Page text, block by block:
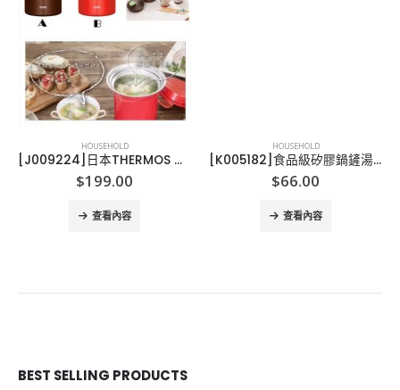
HOUSEHOLD
[J009224]日本THERMOS 不鏽鋼真空燜燒湯煲(可保泠)1000ml
$199.00
查看內容
HOUSEHOLD
[K005182]食品級矽膠鍋鏟湯勺
$66.00
查看內容
BEST SELLING PRODUCTS